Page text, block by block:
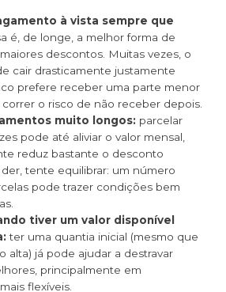
à vista sempre que
é, de longe, a melhor forma de
descontos. Muitas vezes, o
cair drasticamente justamente
prefere receber uma parte menor
o risco de não receber depois.
muito longos: parcelar
pode até aliviar o valor mensal,
reduz bastante o desconto
tente equilibrar: um número
pode trazer condições bem
tiver um valor disponível
ter uma quantia inicial (mesmo que
alta) já pode ajudar a destravar
principalmente em
flexíveis.